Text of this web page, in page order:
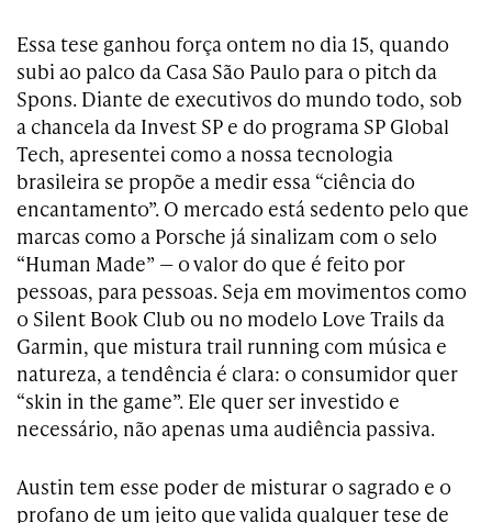
Essa tese ganhou força ontem no dia 15, quando
subi ao palco da Casa São Paulo para o pitch da
Spons. Diante de executivos do mundo todo, sob
a chancela da Invest SP e do programa SP Global
Tech, apresentei como a nossa tecnologia
brasileira se propõe a medir essa “ciência do
encantamento”. O mercado está sedento pelo que
marcas como a Porsche já sinalizam com o selo
“Human Made” — o valor do que é feito por
pessoas, para pessoas. Seja em movimentos como
o Silent Book Club ou no modelo Love Trails da
Garmin, que mistura trail running com música e
natureza, a tendência é clara: o consumidor quer
“skin in the game”. Ele quer ser investido e
necessário, não apenas uma audiência passiva.
Austin tem esse poder de misturar o sagrado e o
profano de um jeito que valida qualquer tese de